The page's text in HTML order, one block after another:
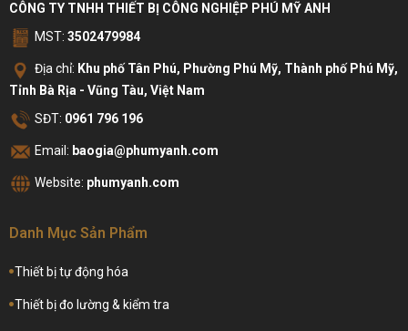
CÔNG TY TNHH THIẾT BỊ CÔNG NGHIỆP PHÚ MỸ ANH
MST: 3502479984
Địa chỉ: Khu phố Tân Phú, Phường Phú Mỹ, Thành phố Phú Mỹ,
Tỉnh Bà Rịa - Vũng Tàu, Việt Nam
SĐT: 0961 796 196
Email: baogia@phumyanh.com
Website: phumyanh.com
Danh Mục Sản Phẩm
Thiết bị tự động hóa
Thiết bị đo lường & kiểm tra